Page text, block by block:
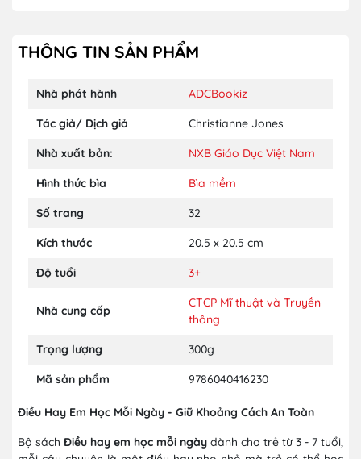
THÔNG TIN SẢN PHẨM
Nhà phát hành ADCBookiz
Tác giả/ Dịch giả Christianne Jones
Nhà xuất bản: NXB Giáo Dục Việt Nam
Hình thức bìa Bìa mềm
Số trang 32
Kích thước 20.5 x 20.5 cm
Độ tuổi 3+
Nhà cung cấp
CTCP Mĩ thuật và Truyền
thông
Trọng lượng 300g
Mã sản phẩm 9786040416230
Điều Hay Em Học Mỗi Ngày - Giữ Khoảng Cách An Toàn
Bộ sách Điều hay em học mỗi ngày dành cho trẻ từ 3 - 7 tuổi,